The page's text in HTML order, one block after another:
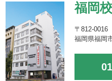
福岡校
〒812-0016
福岡県福岡